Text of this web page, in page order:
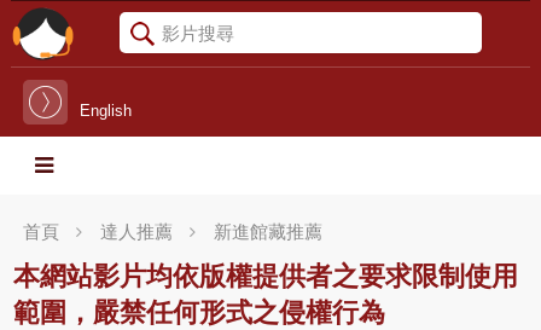
English
首頁 達人推薦 新進館藏推薦
本網站影片均依版權提供者之要求限制使用
範圍，嚴禁任何形式之侵權行為